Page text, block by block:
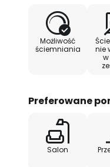
Możliwość
ściemniania
nie
w
Preferowane
Salon